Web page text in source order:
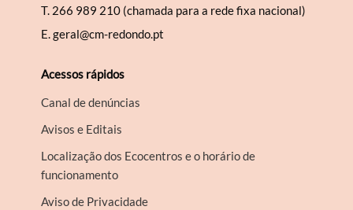
T. 266 989 210 (chamada para a rede fixa nacional)
E.geral@cm-redondo.pt
Acessos rápidos
Canal de denúncias
Avisos e Editais
Localização dos Ecocentros e o horário de
funcionamento
Aviso de Privacidade